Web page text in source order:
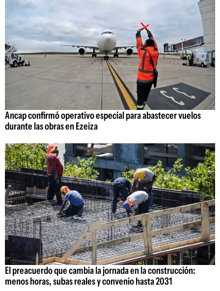
Ancap confirmó operativo especial para abastecer vuelos
durante las obras en Ezeiza
El preacuerdo que cambia la jornada en la construcción:
menos horas, subas reales y convenio hasta 2031